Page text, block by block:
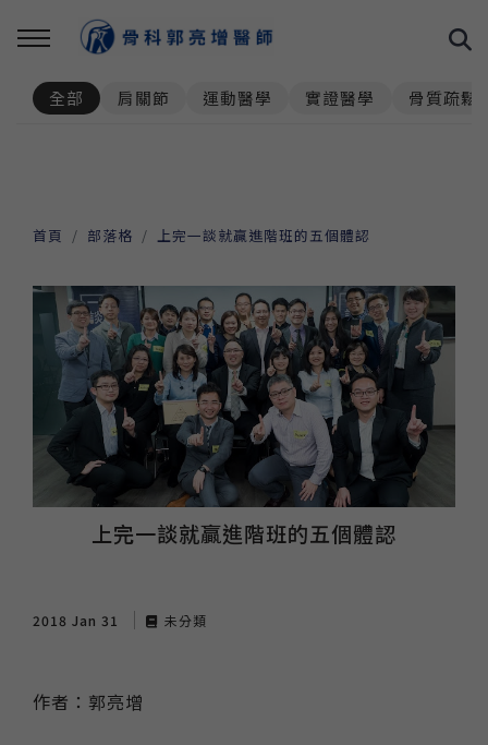
全部 肩關節 運動醫學 實證醫學 骨質疏鬆
首頁 部落格 上完一談就贏進階班的五個體認
上完一談就贏進階班的五個體認
2018 Jan 31 未分類
作者：郭亮增